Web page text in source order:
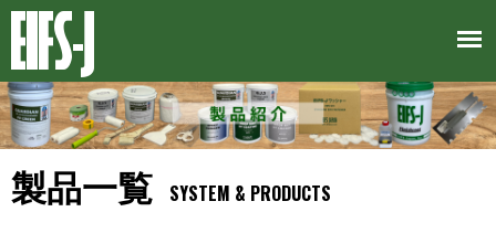
製品一覧 SYSTEM & PRODUCTS